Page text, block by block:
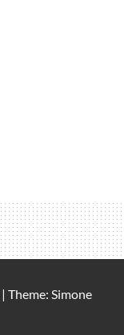
| Theme: Simone